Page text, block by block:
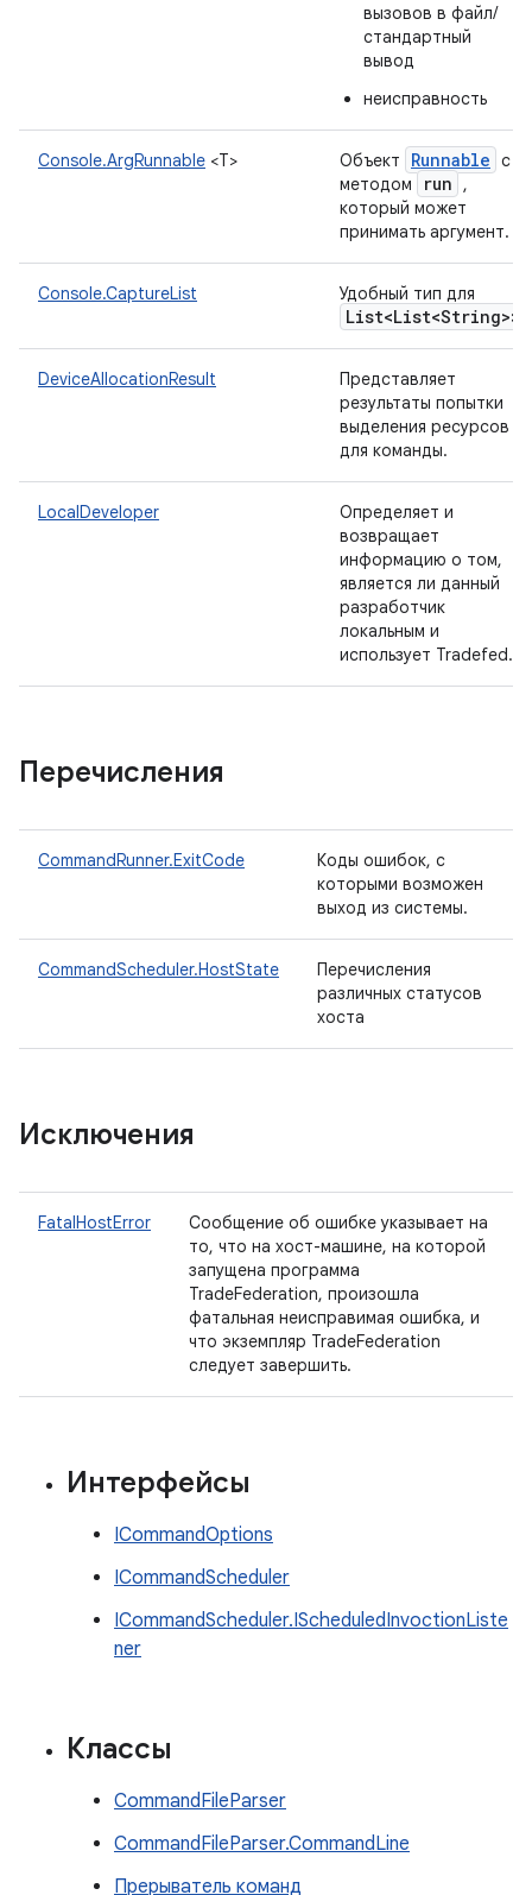
вызовов в файл/
стандартный
вывод
неисправность
Console.ArgRunnable <T> Объект Runnable с
методом
run
,
который может
принимать аргумент.
Console.CaptureList Удобный тип для
List<List<String>>
DeviceAllocationResult
Представляет
результаты попытки
выделения ресурсов
для команды.
LocalDeveloper
Определяет и
возвращает
информацию о том,
является ли данный
разработчик
локальным и
использует Tradefed.
Перечисления
CommandRunner.ExitCode
Коды ошибок, с
которыми возможен
выход из системы.
CommandScheduler.HostState
Перечисления
различных статусов
хоста
Исключения
FatalHostError
Сообщение об ошибке указывает на
то, что на хост-машине, на которой
запущена программа
TradeFederation, произошла
фатальная неисправимая ошибка, и
что экземпляр TradeFederation
следует завершить.
Интерфейсы
ICommandOptions
ICommandScheduler
ICommandScheduler.IScheduledInvoctionListe
ner
Классы
CommandFileParser
CommandFileParser.CommandLine
Прерыватель команд